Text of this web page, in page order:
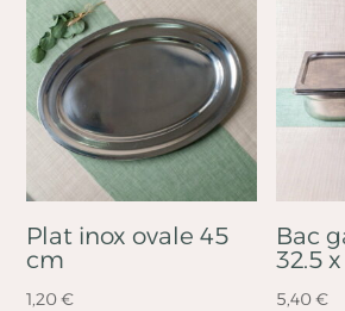
à
1,92 €
Plat inox ovale 45
cm
1,20€
Bac
32.5
5,40€